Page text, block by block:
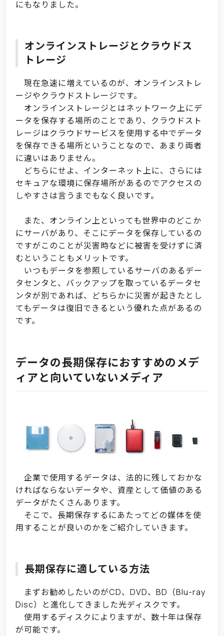
にもなりました。
オンラインストレージとクラウドス
トレージ
現在急速に増えているのが、オンラインストレ
ージやクラウドストレージです。
オンラインストレージとはネットワーク上にデ
ータを保存する場所のことであり、クラウドスト
レージはクラウドサービスを使用する中でデータ
を保存できる場所ということなので、あまり両者
に違いはありません。
どちらにせよ、インターネット上に、さらには
セキュアな環境に保存場所があるのでアクセスの
しやすさは言うまでもなく良いです。
また、オンライン上といっても世界中のどこか
にサーバがあり、そこにデータを保存しているの
ですがこのことが災害時などに被害を受けずに済
むということもメリットです。
いつもデータを参照しているサーバのあるデー
タセンタと、バックアップを取っているデータセ
ンタが別であれば、どちらかに災害が起きたとし
てもデータは復旧できるという優れた点があるの
です。
データの長期保存におすすめのメデ
ィアと向いていないメディア
企業で使用するデータは、法的に残しておかな
ければならないデータや、資産として価値のある
データがたくさんあります。
そこで、長期保存するにあたってどの媒体を使
用することが良いのかをご紹介していきます。
長期保存に適している方法
まずお勧めしたいのがCD、DVD、BD（Blu-ray
Disc）と進化してきました光ディスクです。
使用するディスクによりますが、数十年は保存
が可能です。